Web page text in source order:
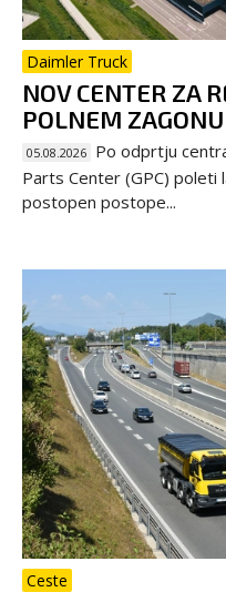
Daimler Truck
NOV CENTER ZA
POLNEM ZAGONU
05.08.2026 Po odprtju
Parts Center (GPC) poleti
postopen postope...
Ceste